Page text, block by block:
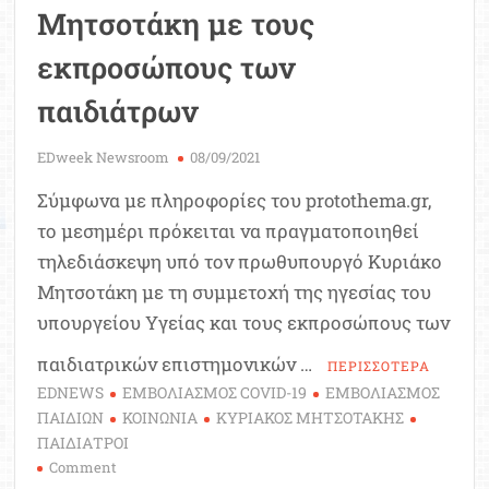
Μητσοτάκη με τους
εκπροσώπους των
παιδιάτρων
EDweek Newsroom 08/09/2021
Σύμφωνα με πληροφορίες του protothema.gr,
το μεσημέρι πρόκειται να πραγματοποιηθεί
τηλεδιάσκεψη υπό τον πρωθυπουργό Κυριάκο
Μητσοτάκη με τη συμμετοχή της ηγεσίας του
υπουργείου Υγείας και τους εκπροσώπους των
παιδιατρικών επιστημονικών …
ΠΕΡΙΣΣΟΤΕΡΑ
EDNEWS ΕΜΒΟΛΙΑΣΜΟΣ COVID-19
ΕΜΒΟΛΙΑΣΜΟΣ
ΠΑΙΔΙΩΝ
ΚΟΙΝΩΝΙΑ
ΚΥΡΙΑΚΟΣ ΜΗΤΣΟΤΑΚΗΣ
ΠΑΙΔΙΑΤΡΟΙ
Comment